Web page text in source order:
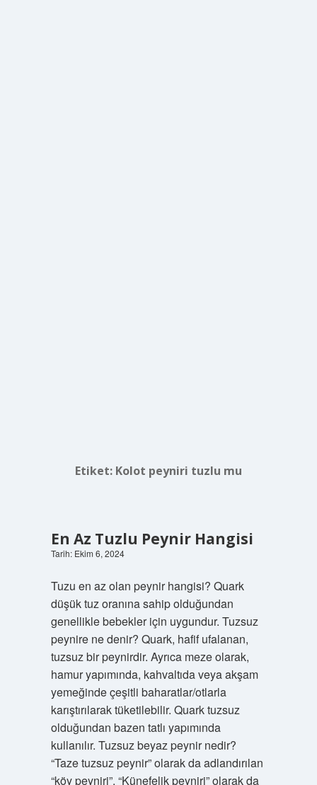
Etiket: Kolot peyniri tuzlu mu
En Az Tuzlu Peynir Hangisi
Tarih: Ekim 6, 2024
Tuzu en az olan peynir hangisi? Quark
düşük tuz oranına sahip olduğundan
genellikle bebekler için uygundur. Tuzsuz
peynire ne denir? Quark, hafif ufalanan,
tuzsuz bir peynirdir. Ayrıca meze olarak,
hamur yapımında, kahvaltıda veya akşam
yemeğinde çeşitli baharatlar/otlarla
karıştırılarak tüketilebilir. Quark tuzsuz
olduğundan bazen tatlı yapımında
kullanılır. Tuzsuz beyaz peynir nedir?
“Taze tuzsuz peynir” olarak da adlandırılan
“köy peyniri”, “Künefelik peyniri” olarak da